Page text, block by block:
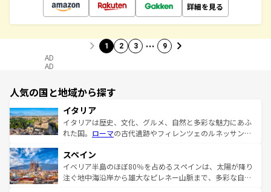
詳細を見る
1 2 3 … 9
AD
AD
人気の国と地域から探す
イタリア
イタリアは歴史、文化、グルメ、自然と多彩な魅力にあふ
れた国。 ローマの古代遺跡やフィレンツェのルネッサンス
ろん、トスカーナの美しい田園風景やアマルフィ海岸の絶
景など、自然景観も見逃せない。観光の合間には、本場の
ピザやパスタなど、絶品のイタリア料理を堪能することも
スペイン
イベリア半島のほぼ80％を占めるスペインは、太陽が降り
注ぐ地中海沿岸から雄大なピレネー山脈まで、多彩な自然